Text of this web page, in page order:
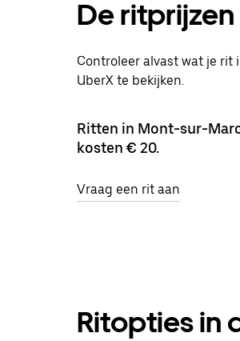
De
Controleer alvast wat je
UberX te bekijken.
Ritten in Mont-sur-
kosten € 20.
Vraag een rit aan
Ritopties in